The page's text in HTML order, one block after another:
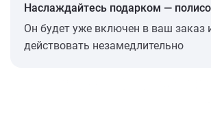
Наслаждайтесь подарком —
Он будет уже включен в ваш заказ
действовать незамедлительно